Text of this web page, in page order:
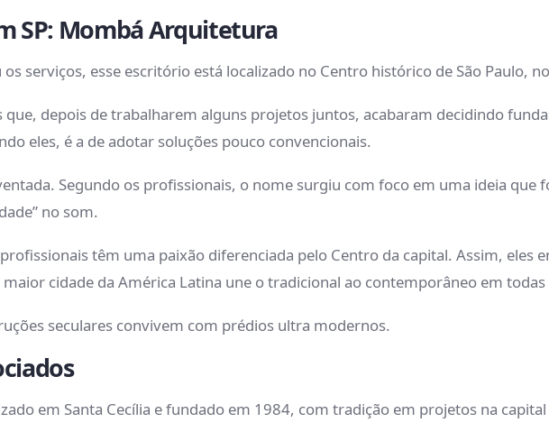
SP: Mombá Arquitetura
serviços, esse escritório está localizado no Centro histórico de São Paulo,
depois de trabalharem alguns projetos juntos, acabaram decidindo
eles, é a de adotar soluções pouco convencionais.
Segundo os profissionais, o nome surgiu com foco em uma ideia que
no som.
têm uma paixão diferenciada pelo Centro da capital. Assim, eles
cidade da América Latina une o tradicional ao contemporâneo em todas
seculares convivem com prédios ultra modernos.
em Santa Cecília e fundado em 1984, com tradição em projetos na